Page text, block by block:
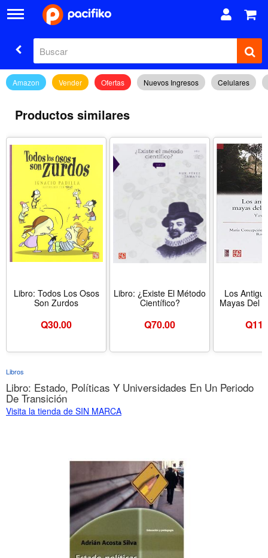
Amazon Vender Ofertas Nuevos Ingresos Celulares
Productos similares
Libro: Todos Los Osos
Son Zurdos
Q30.00
Libro: ¿Existe El Método
Científico?
Q70.00
Los
Mayas Del
Q
Libros
Libro: Estado, Políticas Y Universidades En Un Periodo
De Transición
Visita la tienda de SIN MARCA